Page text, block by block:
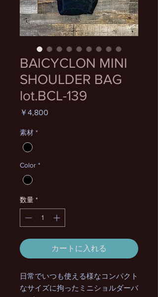
BAICYCLON MINI
SHOULDER BAG
lot.BCL-139
￥4,800
素材 *
Color *
数量 *
カートに入れる
日常でいつも使える様なコンパクト
なサイズに拘ったミニショルダーバ